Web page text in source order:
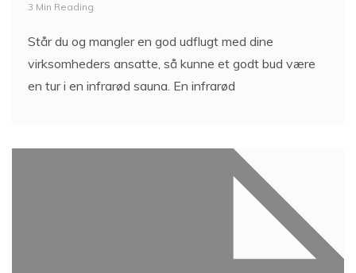
3 Min Reading
Står du og mangler en god udflugt med dine
virksomheders ansatte, så kunne et godt bud være
en tur i en infrarød sauna. En infrarød